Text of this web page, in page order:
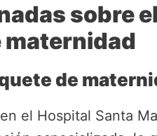
sobre
maternidad
de
el Hospital Santa